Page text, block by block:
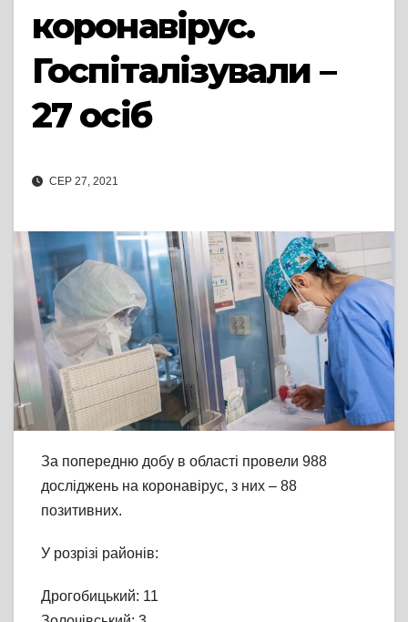
коронавірус.
Госпіталізували –
27 осіб
СЕР 27, 2021
За попередню добу в області провели 988
досліджень на коронавірус, з них – 88
позитивних.
У розрізі районів:
Дрогобицький: 11